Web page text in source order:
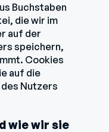
Buchstaben
die wir im
auf der
speichern,
Cookies
auf die
Nutzers
wie wir sie